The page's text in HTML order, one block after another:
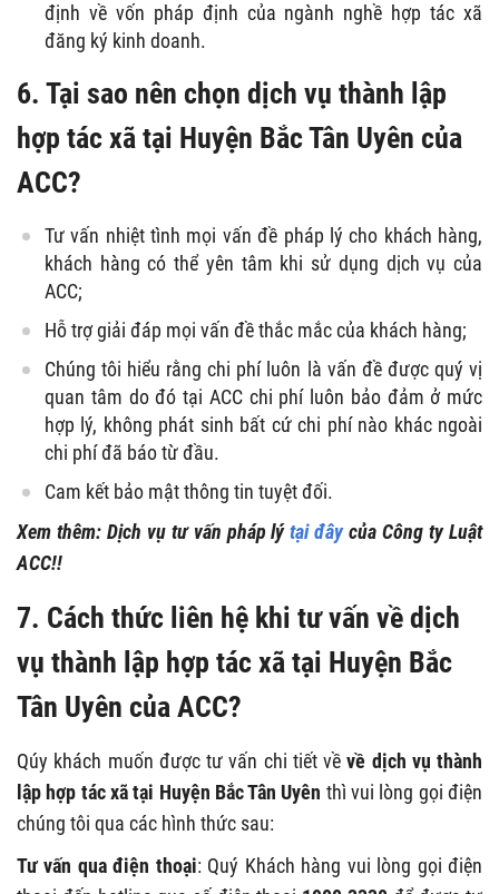
định về vốn pháp định của ngành nghề hợp tác xã
đăng ký kinh doanh.
6. Tại sao nên chọn dịch vụ thành lập
hợp tác xã tại Huyện Bắc Tân Uyên của
ACC?
Tư vấn nhiệt tình mọi vấn đề pháp lý cho khách hàng,
khách hàng có thể yên tâm khi sử dụng dịch vụ của
ACC;
Hỗ trợ giải đáp mọi vấn đề thắc mắc của khách hàng;
Chúng tôi hiểu rằng chi phí luôn là vấn đề được quý vị
quan tâm do đó tại ACC chi phí luôn bảo đảm ở mức
hợp lý, không phát sinh bất cứ chi phí nào khác ngoài
chi phí đã báo từ đầu.
Cam kết bảo mật thông tin tuyệt đối.
Xem thêm: Dịch vụ tư vấn pháp lý tại đây của Công ty Luật
ACC!!
7. Cách thức liên hệ khi tư vấn về dịch
vụ thành lập hợp tác xã tại Huyện Bắc
Tân Uyên của ACC?
Qúy khách muốn được tư vấn chi tiết vềvề dịch vụ thành
lập hợp tác xã tại Huyện Bắc Tân Uyên thì vui lòng gọi điện
chúng tôi qua các hình thức sau:
Tư vấn qua điện thoại: Quý Khách hàng vui lòng gọi điện